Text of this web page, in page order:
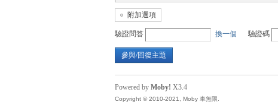
附加選項
驗證問答 換一個 驗證碼
參與/回復主題
Powered by Moby! X3.4
Copyright © 2010-2021, Moby 車無限.